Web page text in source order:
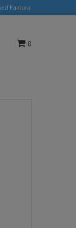
Faktura
0